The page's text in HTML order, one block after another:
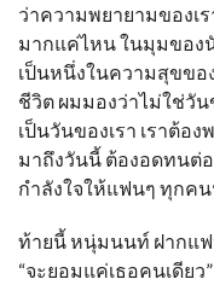
ว่าความพยายามของเ
มากแค่ไหน ในมุมของ
เป็นหนึ่งในความสุขขอ
ชีวิต ผมมองว่าไม่ใช่วั
เป็นวันของเรา เราต้อ
มาถึงวันนี้ ต้องอดทนต่
กำลังใจให้แฟนๆ ทุกค
ท้ายนี้ หนุ่มนนท์ ฝากแฟ
“จะยอมแค่เธอคนเดียว